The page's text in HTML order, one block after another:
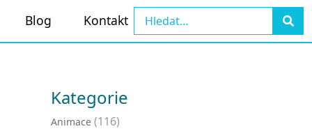
Blog Kontakt
Kategorie
Animace (116)